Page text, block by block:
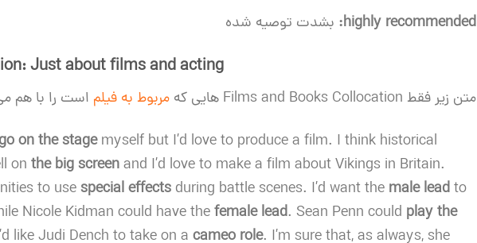
highly recommended: بشدت توصیه شده
Just about films and acting
متن زیر فقط Films and Books Collocation هایی که مربوط به فیلم است را با هم
go on the stagemyself but I’d love to produce a film. I think historical
on the big screenand I’d love to make a film about Vikings in Britain.
to use special effects during battle scenes. I’d want the male leadto
Nicole Kidman could have thefemale lead. Sean Penn could play the
like Judi Dench to take on a cameo role. I’m sure that, as always, she